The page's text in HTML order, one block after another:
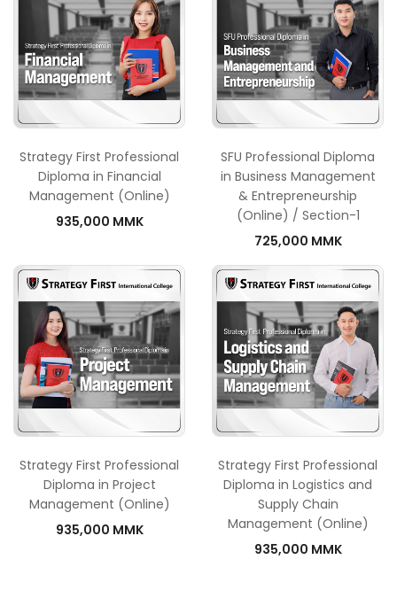
Strategy First Professional
Diploma in Financial
Management (Online)
935,000 MMK
SFU Professional Diploma
in Business Management
& Entrepreneurship
(Online) / Section-1
725,000 MMK
Strategy First Professional
Diploma in Project
Management (Online)
935,000 MMK
Strategy First Professional
Diploma in Logistics and
Supply Chain
Management (Online)
935,000 MMK